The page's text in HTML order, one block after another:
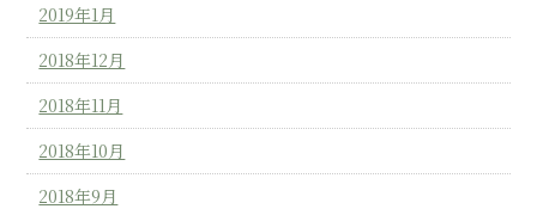
2019年1月
2018年12月
2018年11月
2018年10月
2018年9月